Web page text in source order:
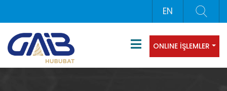
EN
ONLINE İŞLEMLER